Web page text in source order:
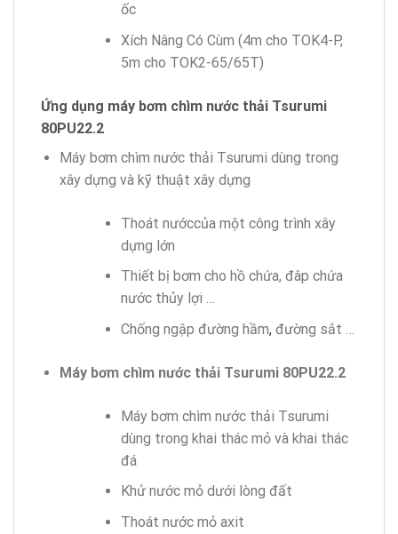
ốc
Xích Nâng Có Cùm (4m cho TOK4-P,
5m cho TOK2-65/65T)
Ứng dụng máy bơm chìm nước thải Tsurumi
80PU22.2
Máy bơm chìm nước thải Tsurumi dùng trong
xây dựng và kỹ thuật xây dựng
Thoát nướccủa một công trình xây
dựng lớn
Thiết bị bơm cho hồ chứa, đâp chứa
nước thủy lợi …
Chống ngập đường hầm,đường sắt …
Máy bơm chìm nước thải Tsurumi 80PU22.2
Máy bơm chìm nước thải Tsurumi
dùng trong khai thác mỏ và khai thác
đá
Khử nước mỏ dưới lòng đất
Thoát nước mỏ axit